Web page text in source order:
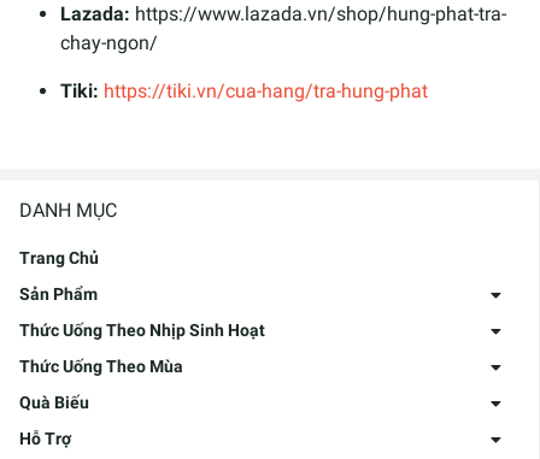
DANH MỤC
Trang Chủ
Sản Phẩm
Thức Uống Theo Nhịp Sinh Hoạt
Thức Uống Theo Mùa
Quà Biếu
Hỗ Trợ
Lazada: https://www.lazada.vn/shop/hung-phat-tra-
chay-ngon/
Tiki: https://tiki.vn/cua-hang/tra-hung-phat